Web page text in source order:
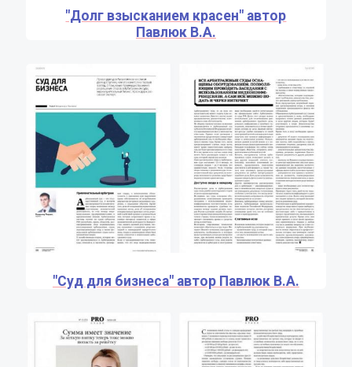
"Долг взысканием красен" автор
Павлюк В.А.
"Суд для бизнеса" автор Павлюк В.А.